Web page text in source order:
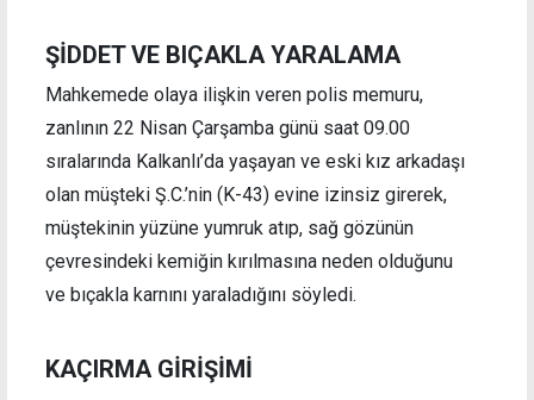
ŞİDDET VE BIÇAKLA YARALAMA
Mahkemede olaya ilişkin veren polis memuru,
zanlının 22 Nisan Çarşamba günü saat 09.00
sıralarında Kalkanlı’da yaşayan ve eski kız arkadaşı
olan müşteki Ş.C.’nin (K-43) evine izinsiz girerek,
müştekinin yüzüne yumruk atıp, sağ gözünün
çevresindeki kemiğin kırılmasına neden olduğunu
ve bıçakla karnını yaraladığını söyledi.
KAÇIRMA GİRİŞİMİ